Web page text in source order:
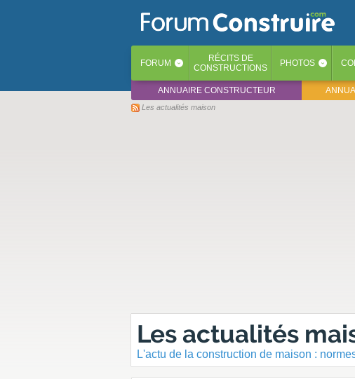
FORUM ‹ RÉCITS DE
CONSTRUCTIONS
PHOTOS ‹
ANNUAIRE CONSTRUCTEUR
Les actualités maison
Les actualités
L'actu de la construction de maison :